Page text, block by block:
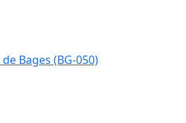
Bages (BG-050)